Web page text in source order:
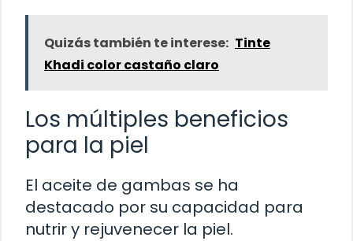
Quizás también te interese: Tinte
Khadi color castaño claro
Los múltiples beneficios
para la piel
El aceite de gambas se ha
destacado por su capacidad para
nutrir y rejuvenecer la piel.